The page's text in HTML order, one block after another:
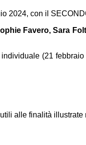
2024, con il
Favero, Sara
(21
alle finalità illustrate